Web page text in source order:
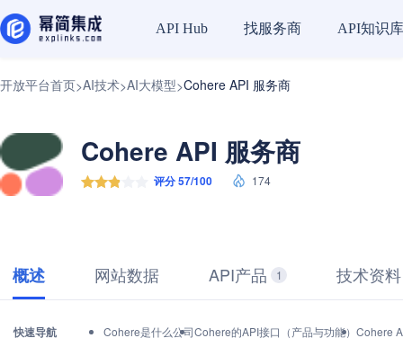
API Hub 找服务商 API知识库
开放平台首页>AI技术>AI大模型>Cohere API 服务商
Cohere API 服务商
评分 57/100 174
概述 网站数据 API产品 1 技术资料
快速导航 Cohere是什么公司Cohere的API接口（产品与功能） Cohere